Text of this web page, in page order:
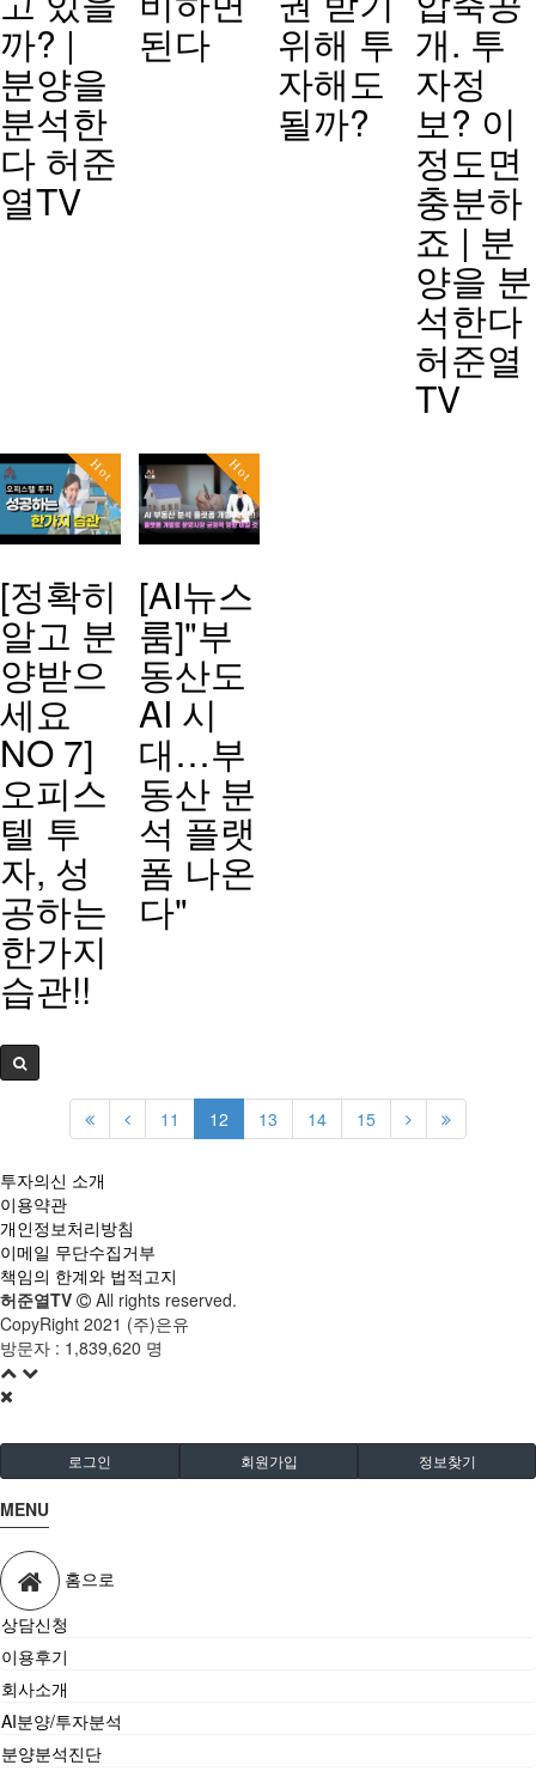
까? |
분양을
분석한
다 허준
열TV
된다 위해 투
자해도
될까?
개. 투
자정
보? 이
정도면
충분하
죠 | 분
양을 분
석한다
허준열
TV
Hot
[정확히
알고 분
양받으
세요
NO 7]
오피스
텔 투
자, 성
공하는
한가지
습관!!
Hot
[AI뉴스
룸]"부
동산도
AI 시
대…부
동산 분
석 플랫
폼 나온
다"
11 12 13 14 15
투자의신 소개
이용약관
개인정보처리방침
이메일 무단수집거부
책임의 한계와 법적고지
허준열TV
All rights reserved.
CopyRight 2021 (주)은유
방문자 : 1,839,620 명
로그인 회원가입 정보찾기
MENU
홈으로
상담신청
이용후기
회사소개
AI분양/투자분석
분양분석진단